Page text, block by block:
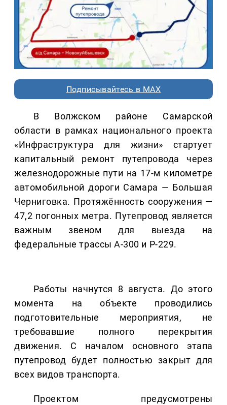
Подписывайтесь в MAX
В Волжском районе Самарской
области в рамках национального проекта
«Инфраструктура для жизни» стартует
капитальный ремонт путепровода через
железнодорожные пути на 17-м километре
автомобильной дороги Самара — Большая
Черниговка. Протяжённость сооружения —
47,2 погонных метра. Путепровод является
важным звеном для выезда на
федеральные трассы А-300 и Р-229.
Работы начнутся 8 августа. До этого
момента на объекте проводились
подготовительные мероприятия, не
требовавшие полного перекрытия
движения. С началом основного этапа
путепровод будет полностью закрыт для
всех видов транспорта.
Проектом предусмотрены